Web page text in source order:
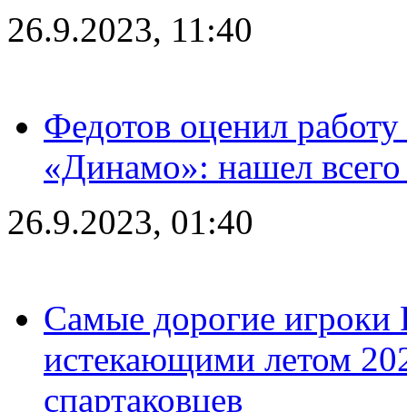
26.9.2023, 11:40
Федотов оценил
«Динамо»: нашел
26.9.2023, 01:40
Самые дорогие игроки
истекающими летом
спартаковцев